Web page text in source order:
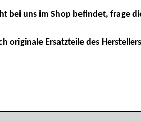
bei uns im Shop befindet, frage
originale Ersatzteile des